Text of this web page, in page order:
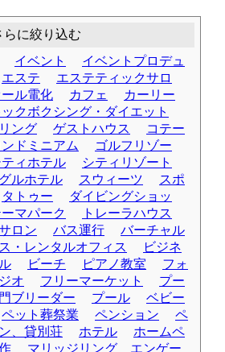
らに絞り込む
イベント
イベントプロデュ
エステ
エステティックサロ
ール電化 カフェ
カーリー
クボクシング・ダイエット
ング
ゲストハウス
コテー
ンドミニアム
ゴルフリゾー
ティホテル
シティリゾート
ルホテル
スウィーツ
スポ
タトゥー
ダイビングショッ
マパーク
トレーラハウス
ロン
バス運行
バーチャル
・レンタルオフィス
ビジネ
ビーチ ピアノ教室
フォ
オ
フリーマーケット
プー
ブリーダー
プール
ベビー
ペット葬祭業 ペンション
ペ
、貸別荘
ホテル
ホームペ
マリッジリング エンゲー